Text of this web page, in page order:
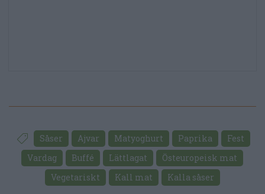
Såser Ajvar Matyoghurt Paprika
Fest
Vardag
Buffé Lättlagat
Östeuropeisk mat
Vegetariskt
Kall mat Kalla såser